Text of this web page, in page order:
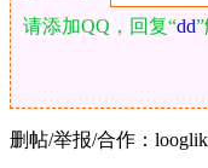
请添加QQ，回复“dd
删帖/举报/合作：